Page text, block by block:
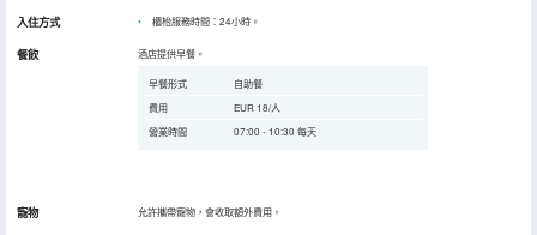
入住方式 櫃枱服務時間：24小時。
餐飲 酒店提供早餐。
早餐形式
自助餐
費用
EUR 18/人
營業時間
07:00 - 10:30 每天
寵物 允許攜帶寵物，會收取額外費用。